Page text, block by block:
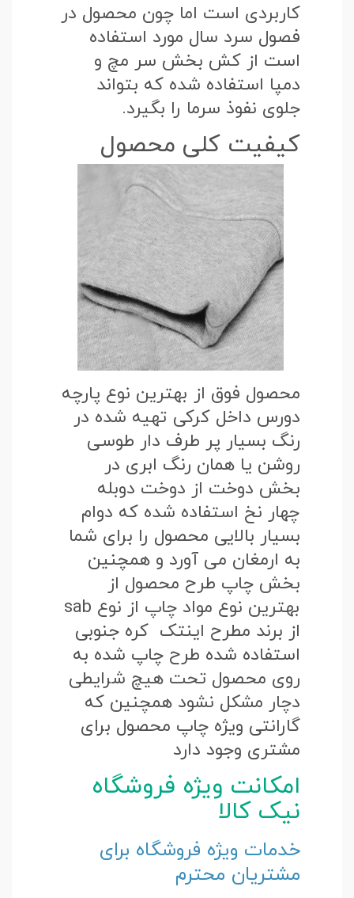
کاربردی است اما چون محصول در
فصول سرد سال مورد استفاده
است از کش بخش سر مچ و
دمپا استفاده شده که بتواند
جلوی نفوذ سرما را بگیرد.
کیفیت کلی محصول
محصول فوق از بهترین نوع پارچه
دورس داخل کرکی تهیه شده در
رنگ بسیار پر طرف دار طوسی
روشن یا همان رنگ ابری در
بخش دوخت از دوخت دوبله
چهار نخ استفاده شده که دوام
بسیار بالایی محصول را برای شما
به ارمغان می آورد و همچنین
بخش چاپ طرح محصول از
بهترین نوع مواد چاپ از نوع sab
از برند مطرح اینتک کره جنوبی
استفاده شده طرح چاپ شده به
روی محصول تحت هیچ شرایطی
دچار مشکل نشود همچنین که
گارانتی ویژه چاپ محصول برای
مشتری وجود دارد
امکانت ویژه فروشگاه
نیک کالا
خدمات ویژه فروشگاه برای
مشتریان محترم